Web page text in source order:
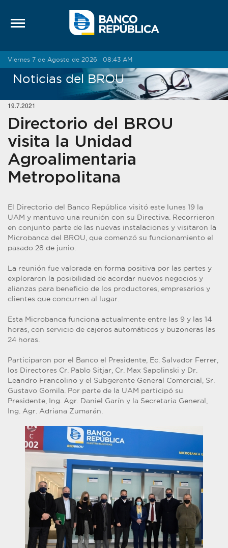
Viernes 7 de Agosto de 2026 · 08:43 AM
Noticias del BROU
19.7.2021
Directorio del BROU
visita la Unidad
Agroalimentaria
Metropolitana
El Directorio del Banco República visitó este lunes 19 la
UAM y mantuvo una reunión con su Directiva. Recorrieron
en conjunto parte de las nuevas instalaciones y visitaron la
Microbanca del BROU, que comenzó su funcionamiento el
pasado 28 de junio.
La reunión fue valorada en forma positiva por las partes y
exploraron la posibilidad de acordar nuevos negocios y
alianzas para beneficio de los productores, empresarios y
clientes que concurren al lugar.
Esta Microbanca funciona actualmente entre las 9 y las 14
horas, con servicio de cajeros automáticos y buzoneras las
24 horas.
Participaron por el Banco el Presidente, Ec. Salvador Ferrer,
los Directores Cr. Pablo Sitjar, Cr. Max Sapolinski y Dr.
Leandro Francolino y el Subgerente General Comercial, Sr.
Gustavo Gomila. Por parte de la UAM participó su
Presidente, Ing. Agr. Daniel Garín y la Secretaria General,
Ing. Agr. Adriana Zumarán.